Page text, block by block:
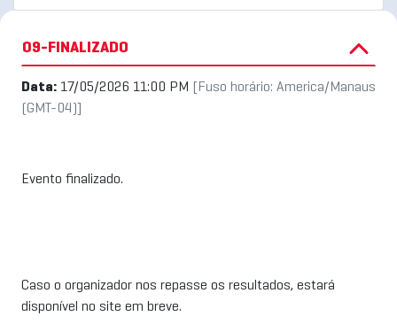
09-FINALIZADO
Data: 17/05/2026 11:00 PM
[Fuso horário: America/Manaus
(GMT-04)]
Evento finalizado.
Caso o organizador nos repasse os resultados, estará
disponível no site em breve.